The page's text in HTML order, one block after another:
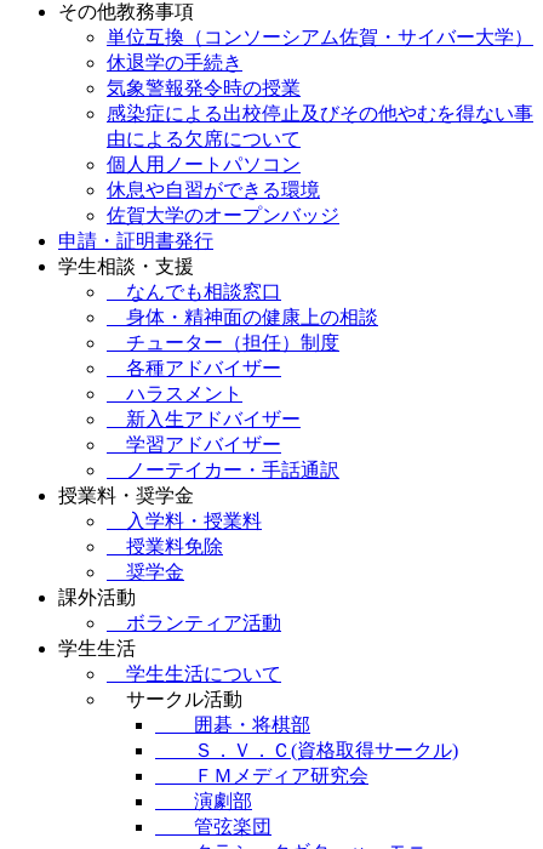
その他教務事項
単位互換（コンソーシアム佐賀・サイバー大学）
休退学の手続き
気象警報発令時の授業
感染症による出校停止及びその他やむを得ない事
由による欠席について
個人用ノートパソコン
休息や自習ができる環境
佐賀大学のオープンバッジ
申請・証明書発行
学生相談・支援
なんでも相談窓口
身体・精神面の健康上の相談
チューター（担任）制度
各種アドバイザー
ハラスメント
新入生アドバイザー
学習アドバイザー
ノーテイカー・手話通訳
授業料・奨学金
入学料・授業料
授業料免除
奨学金
課外活動
ボランティア活動
学生生活
学生生活について
サークル活動
囲碁・将棋部
Ｓ．Ｖ．Ｃ(資格取得サークル)
ＦＭメディア研究会
演劇部
管弦楽団